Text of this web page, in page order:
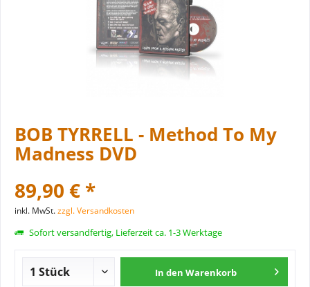
BOB TYRRELL - Method To My
Madness DVD
89,90 € *
inkl. MwSt.zzgl. Versandkosten
Sofort versandfertig, Lieferzeit ca. 1-3 Werktage
In den Warenkorb